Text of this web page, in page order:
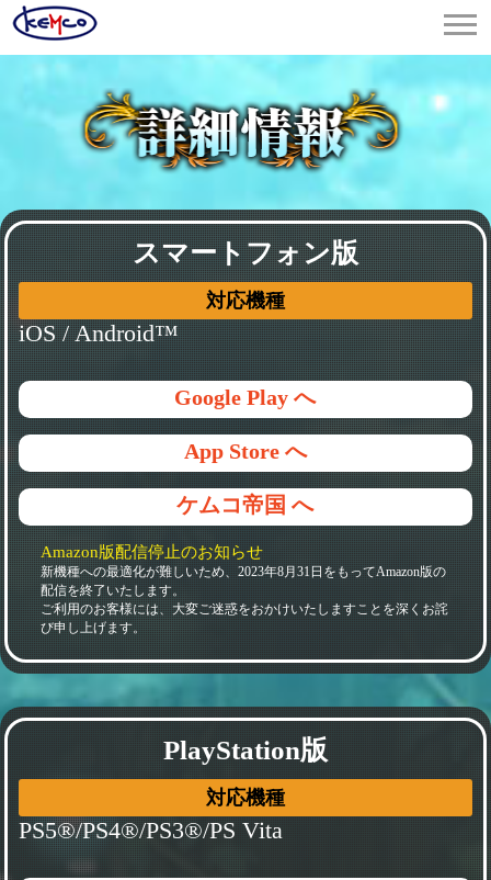
スマートフォン版
対応機種
iOS / Android™
Google Play へ
App Store へ
ケムコ帝国 へ
Amazon版配信停止のお知らせ
新機種への最適化が難しいため、2023年8月31日をもってAmazon版の
配信を終了いたします。
ご利用のお客様には、大変ご迷惑をおかけいたしますことを深くお詫
び申し上げます。
PlayStation版
対応機種
PS5®/PS4®/PS3®/PS Vita